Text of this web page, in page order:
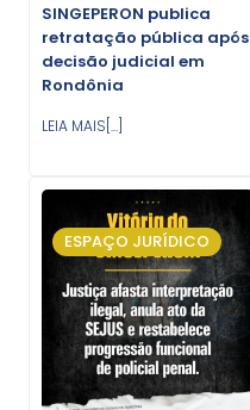
SINGEPERON publica
retratação pública após
decisão judicial em
Rondônia
LEIA MAIS[...]
ESPAÇO JURÍDICO